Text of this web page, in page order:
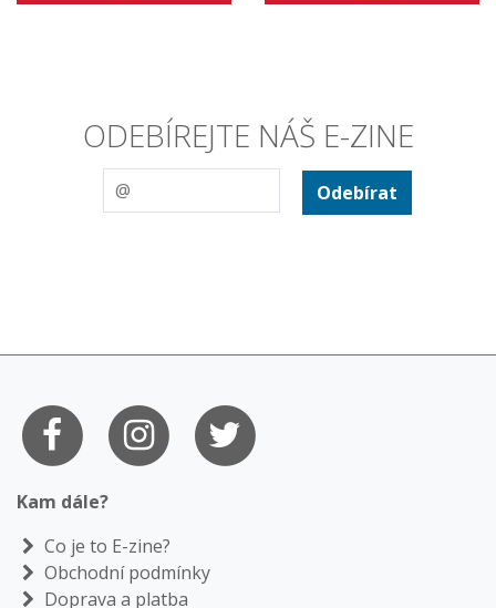
ODEBÍREJTE NÁŠ E-ZINE
Odebírat
Kam dále?
Co je to E-zine?
Obchodní podmínky
Doprava a platba